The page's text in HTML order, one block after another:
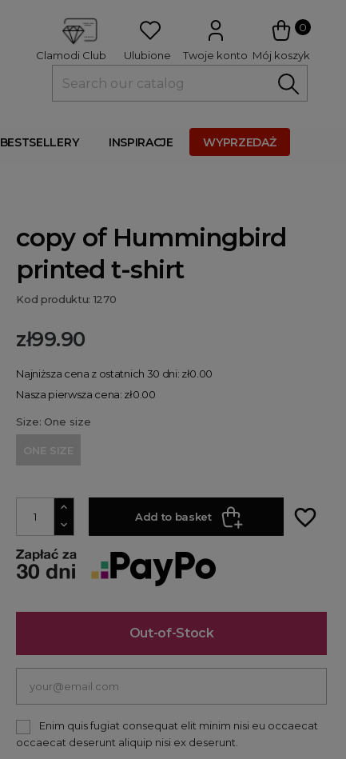
0
Mój koszyk
Twoje konto
Ulubione
Clamodi Club
BESTSELLERY INSPIRACJE WYPRZEDAŻ
copy of Hummingbird
printed t-shirt
Kod produktu: 1270
zł99.90
Najniższa cena z ostatnich 30 dni: zł0.00
Nasza pierwsza cena: zł0.00
Size: One size
ONE SIZE
Add to basket favorite_border
Out-of-Stock
Enim quis fugiat consequat elit minim nisi eu occaecat
occaecat deserunt aliquip nisi ex deserunt.